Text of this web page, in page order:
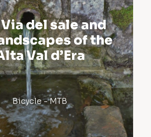
del sale and
of the
Val d’Era
Bicycle - MTB